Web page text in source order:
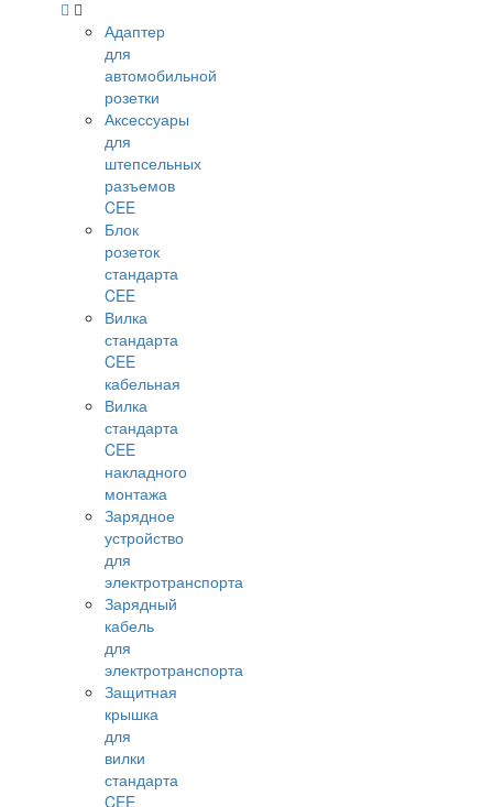
Адаптер
для
автомобильной
розетки
Аксессуары
для
штепсельных
разъемов
CEE
Блок
розеток
стандарта
CEE
Вилка
стандарта
CEE
кабельная
Вилка
стандарта
CEE
накладного
монтажа
Зарядное
устройство
для
электротранспорта
Зарядный
кабель
для
электротранспорта
Защитная
крышка
для
вилки
стандарта
CEE